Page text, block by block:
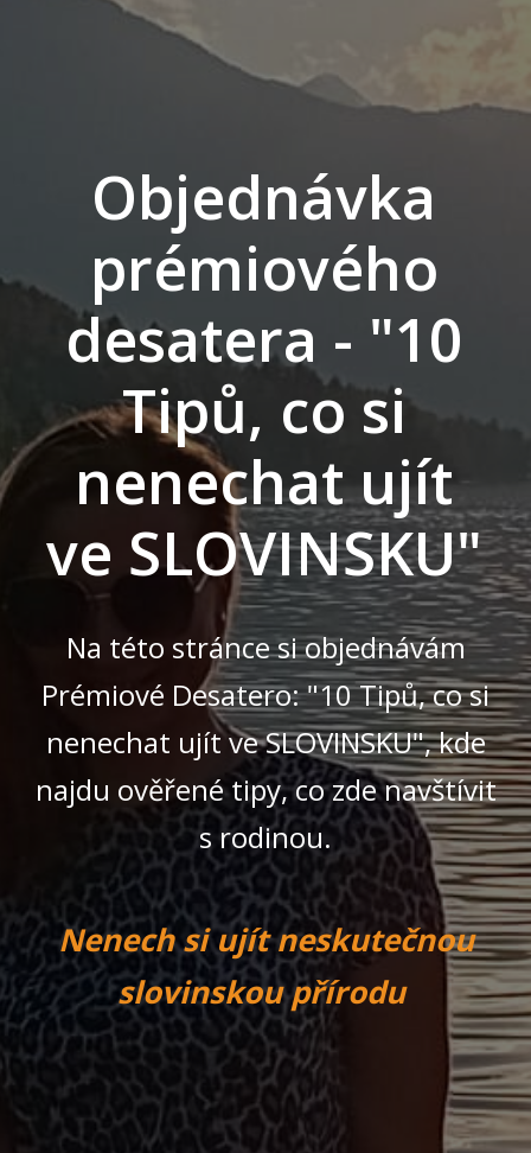
Objednávka
prémiového
desatera - "10
Tipů, co si
nenechat ujít
ve SLOVINSKU"
Na této stránce si objednávám
Prémiové Desatero: "10 Tipů, co si
nenechat ujít ve SLOVINSKU", kde
najdu ověřené tipy, co zde navštívit
s rodinou.
Nenech si ujít neskutečnou
slovinskou přírodu